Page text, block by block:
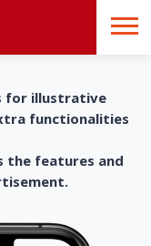
for illustrative
functionalities
the features and